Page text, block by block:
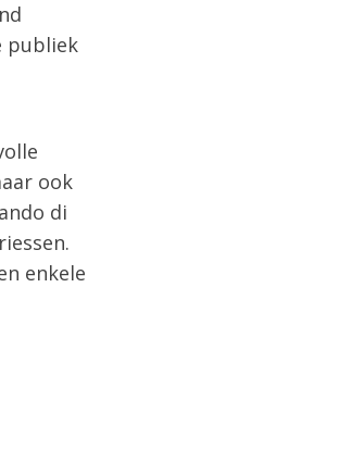
publiek
ook
di
enkele